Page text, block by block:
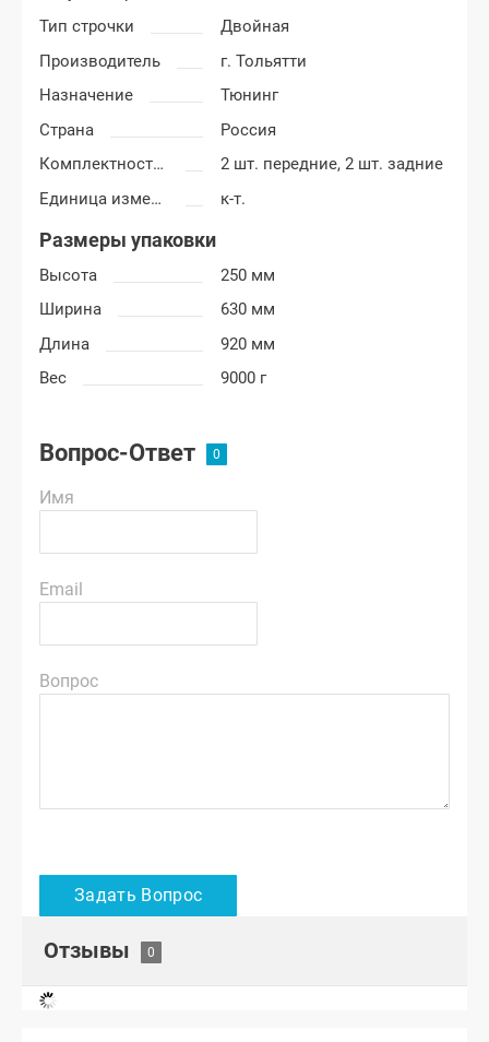
Тип строчки
Двойная
Производитель
г. Тольятти
Назначение
Тюнинг
Страна
Россия
Комплектность обшивок дверей
2 шт. передние, 2 шт. задние
Единица измерения
к-т.
Размеры упаковки
Высота
250 мм
Ширина
630 мм
Длина
920 мм
Вес
9000 г
Вопрос-Ответ
Имя
Email
Вопрос
Отзывы